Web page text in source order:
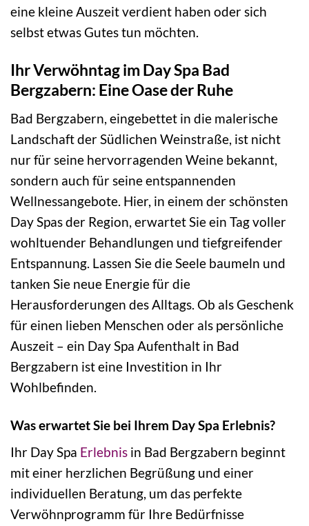
eine kleine Auszeit verdient haben oder sich
selbst etwas Gutes tun möchten.
Ihr Verwöhntag im Day Spa Bad
Bergzabern: Eine Oase der Ruhe
Bad Bergzabern, eingebettet in die malerische
Landschaft der Südlichen Weinstraße, ist nicht
nur für seine hervorragenden Weine bekannt,
sondern auch für seine entspannenden
Wellnessangebote. Hier, in einem der schönsten
Day Spas der Region, erwartet Sie ein Tag voller
wohltuender Behandlungen und tiefgreifender
Entspannung. Lassen Sie die Seele baumeln und
tanken Sie neue Energie für die
Herausforderungen des Alltags. Ob als Geschenk
für einen lieben Menschen oder als persönliche
Auszeit – ein Day Spa Aufenthalt in Bad
Bergzabern ist eine Investition in Ihr
Wohlbefinden.
Was erwartet Sie bei Ihrem Day Spa Erlebnis?
Ihr Day Spa Erlebnis in Bad Bergzabern beginnt
mit einer herzlichen Begrüßung und einer
individuellen Beratung, um das perfekte
Verwöhnprogramm für Ihre Bedürfnisse